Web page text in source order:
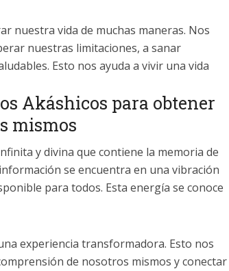
nuestra vida de muchas maneras. Nos
nuestras limitaciones, a sanar
Esto nos ayuda a vivir una vida
Akáshicos para obtener
mismos
y divina que contiene la memoria de
se encuentra en una vibración
para todos. Esta energía se conoce
experiencia transformadora. Esto nos
de nosotros mismos y conectar